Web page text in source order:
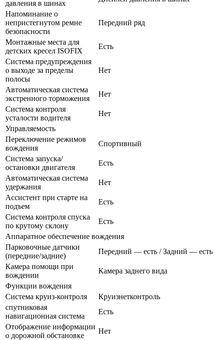
давления в шинах
Напоминание о
непристегнутом ремне
безопасности
Передний ряд
Монтажные места для
детских кресел ISOFIX
Есть
Система предупреждения
о выходе за пределы
полосы
Нет
Автоматическая система
экстренного торможения
Нет
Система контроля
усталости водителя
Нет
Управляемость
Переключение режимов
вождения
Спортивный
Система запуска/
остановки двигателя
Есть
Автоматическая система
удержания
Нет
Ассистент при старте на
подъем
Есть
Система контроля спуска
по крутому склону
Есть
Аппаратное обеспечение вождения
Парковочные датчики
(передние/задние)
Передний — есть / Задний — есть
Камера помощи при
вождении
Камера заднего вида
Функции вождения
Система круиз-контроля
Круизнетконтроль
спутниковая
навигационная система
Есть
Отображение информации
о дорожной обстановке
Нет